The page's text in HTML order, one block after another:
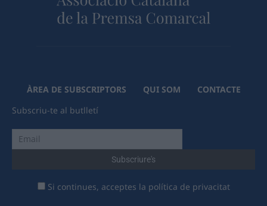
ÀREA DE SUBSCRIPTORS QUI SOM
CONTACTE
Subscriu-te al butlletí
Si continues, acceptes la política de privacitat